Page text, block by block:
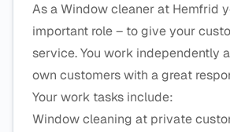
As a Window cleaner at Hemfrid
important role – to give your
service. You work independently
own customers with a great
Your work tasks include:
Window cleaning at private